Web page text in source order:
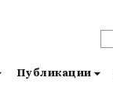
Публикации